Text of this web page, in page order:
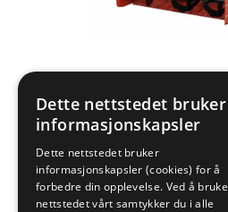
EGENSKAPER
Dette nettstedet bruker
informasjonskapsler
Dette nettstedet bruker
informasjonskapsler (cookies) for å
forbedre din opplevelse. Ved å bruke
nettstedet vårt samtykker du i alle